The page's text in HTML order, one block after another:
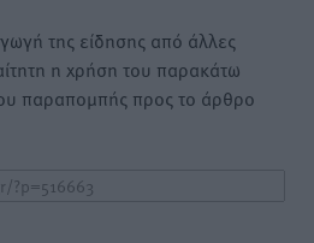
της είδησης από άλλες
η χρήση του παρακάτω
παραπομπής προς το άρθρο